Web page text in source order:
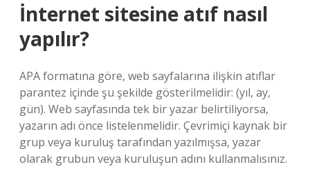
İnternet sitesine atıf nasıl
yapılır?
APA formatına göre, web sayfalarına ilişkin atıflar
parantez içinde şu şekilde gösterilmelidir: (yıl, ay,
gün). Web sayfasında tek bir yazar belirtiliyorsa,
yazarın adı önce listelenmelidir. Çevrimiçi kaynak bir
grup veya kuruluş tarafından yazılmışsa, yazar
olarak grubun veya kuruluşun adını kullanmalısınız.